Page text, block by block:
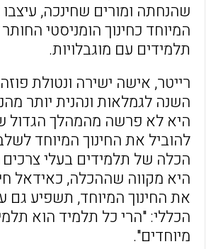
שהנחתה ומורים שחינכה,
המיוחד כחינוך הומניסטי
תלמידים עם מוגבלויות.
רייטר, אישה ישירה ונטולת
השנה לגמלאות ונהנית יותר
היא לא פרשה מהמהלך הגדול
להוביל את החינוך המיוחד
הכלה של תלמידים בעלי צרכים
היא מקווה שההכלה, כאידאל
את החינוך המיוחד, תשפיע גם
הכללי: "הרי כל תלמיד הוא
מיוחדים".